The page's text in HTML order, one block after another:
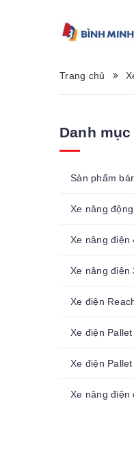
Trang chủ
Danh
Sản phẩm
Xe nâng
Xe nâng điện
Xe nâng điện
Xe điện
Xe điện
Xe điện
Xe nâng điện